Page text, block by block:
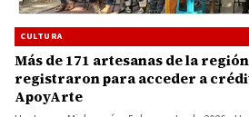
CULTURA
Más de 171 artesanas de la
registraron para acceder a
ApoyArte